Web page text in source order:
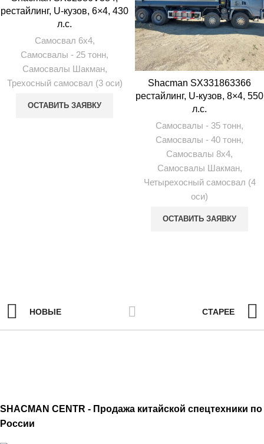
рестайлинг, U-кузов, 6×4, 430
л.с.
Самосвал 6х4,
Самосвалы - 25 тонн,
Самосвалы Шакман,
Трехосный самосвал (3 оси)
ОСТАВИТЬ ЗАЯВКУ
Shacman SX331863366
рестайлинг, U-кузов, 8×4, 550
л.с.
Самосвалы - 35 тонн,
Самосвалы - 40 тонн,
Самосвалы 8х4,
Самосвалы Шакман,
Четырехосный самосвал (4
оси)
ОСТАВИТЬ ЗАЯВКУ
НОВЫЕ СТАРЕЕ
SHACMAN CENTR - Продажа китайской спецтехники по
России